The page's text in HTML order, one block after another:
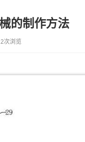
的制作方法
次浏览